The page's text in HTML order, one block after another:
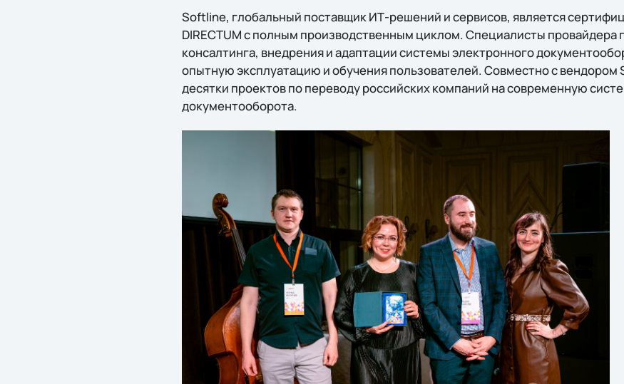
Softline, глобальный поставщик ИТ-решений и сервисов, является
DIRECTUM с полным производственным циклом. Специалисты провайдера
консалтинга, внедрения и адаптации системы электронного
опытную эксплуатацию и обучения пользователей. Совместно с вендором
десятки проектов по переводу российских компаний на современную
документооборота.